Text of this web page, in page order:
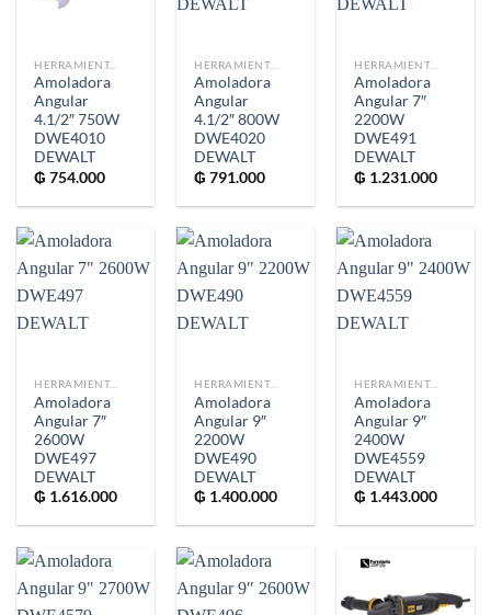
HERRAMIENTAS
Amoladora
Angular
4.1/2″ 750W
DWE4010
DEWALT
₲ 754.000
HERRAMIENTAS
Amoladora
Angular
4.1/2″ 800W
DWE4020
DEWALT
₲ 791.000
HERRAMIENTAS
Amoladora
Angular 7″
2200W
DWE491
DEWALT
₲ 1.231.000
HERRAMIENTAS
Amoladora
Angular 7″
2600W
DWE497
DEWALT
₲ 1.616.000
HERRAMIENTAS
Amoladora
Angular 9″
2200W
DWE490
DEWALT
₲ 1.400.000
HERRAMIENTAS
Amoladora
Angular 9″
2400W
DWE4559
DEWALT
₲ 1.443.000